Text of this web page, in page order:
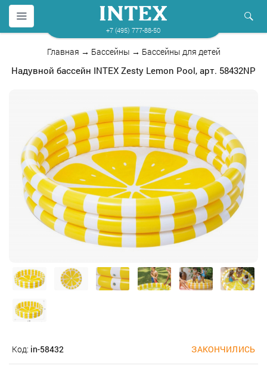
+7 (495) 777-88-50
Главная → Бассейны → Бассейны для детей
Надувной бассейн INTEX Zesty Lemon Pool, арт. 58432NP
Код: in-58432 ЗАКОНЧИЛИСЬ